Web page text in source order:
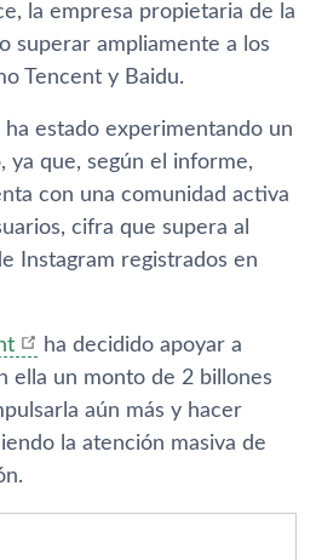
la empresa propietaria de la
superar ampliamente a los
Tencent y Baidu.
ha estado experimentando un
ya que, según el informe,
con una comunidad activa
cifra que supera al
Instagram registrados en
ha decidido apoyar a
ella un monto de 2 billones
aún más y hacer
la atención masiva de